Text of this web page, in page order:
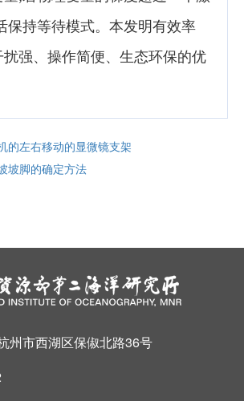
保持等待模式。本发明有效率
强、操作简便、生态环保的优
的左右移动的显微镜支架
坡脚的确定方法
州市西湖区保俶北路36号